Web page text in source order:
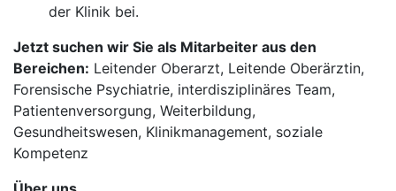
der Klinik bei.
Jetzt suchen wir Sie als Mitarbeiter aus den
Bereichen: Leitender Oberarzt, Leitende Oberärztin,
Forensische Psychiatrie, interdisziplinäres Team,
Patientenversorgung, Weiterbildung,
Gesundheitswesen, Klinikmanagement, soziale
Kompetenz